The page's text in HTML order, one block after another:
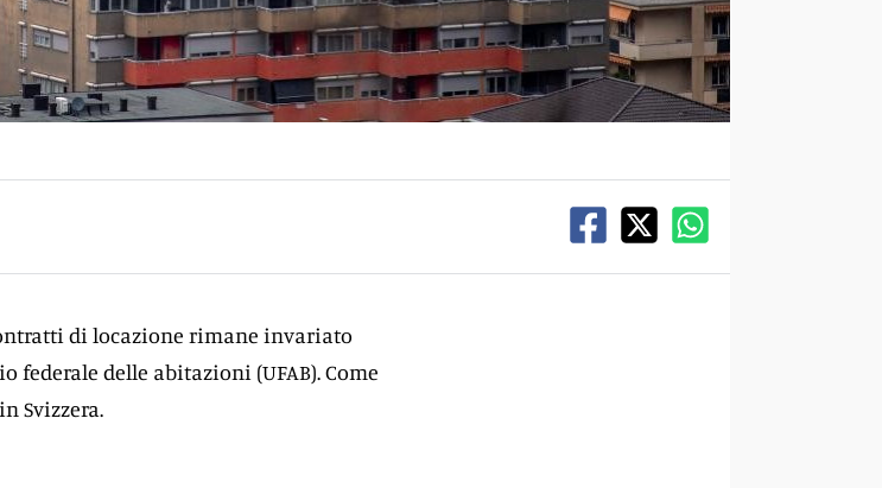
di locazione rimane invariato
federale delle abitazioni (UFAB). Come
Svizzera.